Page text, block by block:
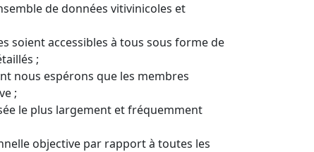
de données vitivinicoles et
soient accessibles à tous sous forme de
;
nous espérons que les membres
;
le plus largement et fréquemment
objective par rapport à toutes les